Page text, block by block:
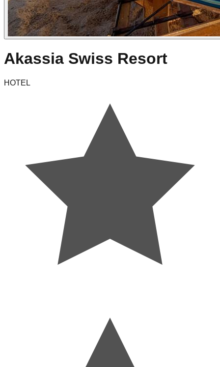
Akassia Swiss Resort
HOTEL